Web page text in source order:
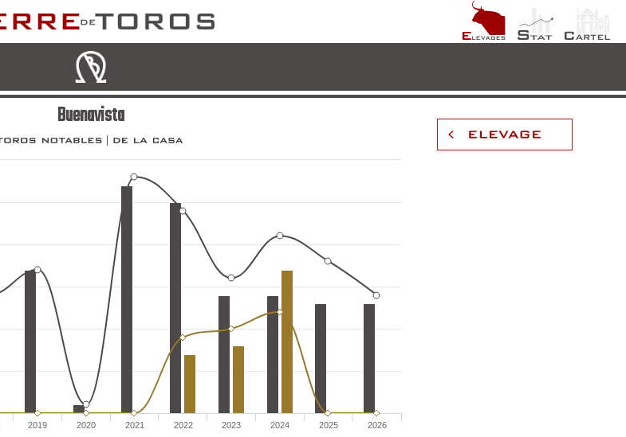
Buenavista
2019 2020 2021 2022 2023 2024 2025 2026